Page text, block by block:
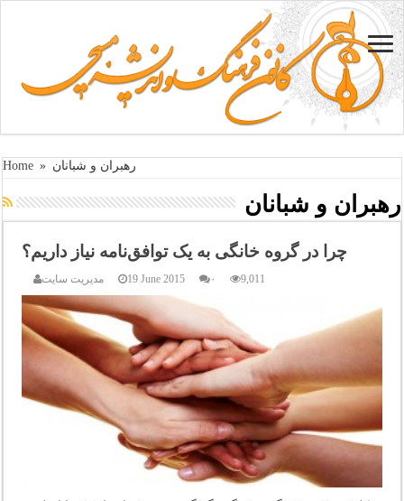
Home » رهبران و شبانان
رهبران و شبانان
چرا در گروه خانگی به یک توافق‌نامه نیاز داریم؟
مدیریت سایت 19 June 2015 ۰ 9,011